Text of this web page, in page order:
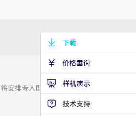
安排专人即刻与您联系
下载
价格垂询
样机演示
技术支持